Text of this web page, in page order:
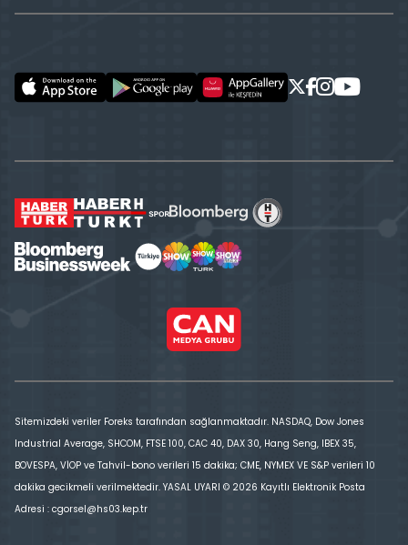
Sitemizdeki veriler Foreks tarafından sağlanmaktadır. NASDAQ, Dow Jones
Industrial Average, SHCOM, FTSE 100, CAC 40, DAX 30, Hang Seng, IBEX 35,
BOVESPA, VİOP ve Tahvil-bono verileri 15 dakika; CME, NYMEX VE S&P verileri 10
dakika gecikmeli verilmektedir. YASAL UYARI © 2026 Kayıtlı Elektronik Posta
Adresi : cgorsel@hs03.kep.tr